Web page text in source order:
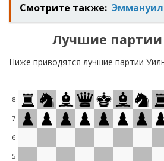
Смотрите также:
Лучшие партии
Ниже приводятся лучшие партии
8
7
6
5